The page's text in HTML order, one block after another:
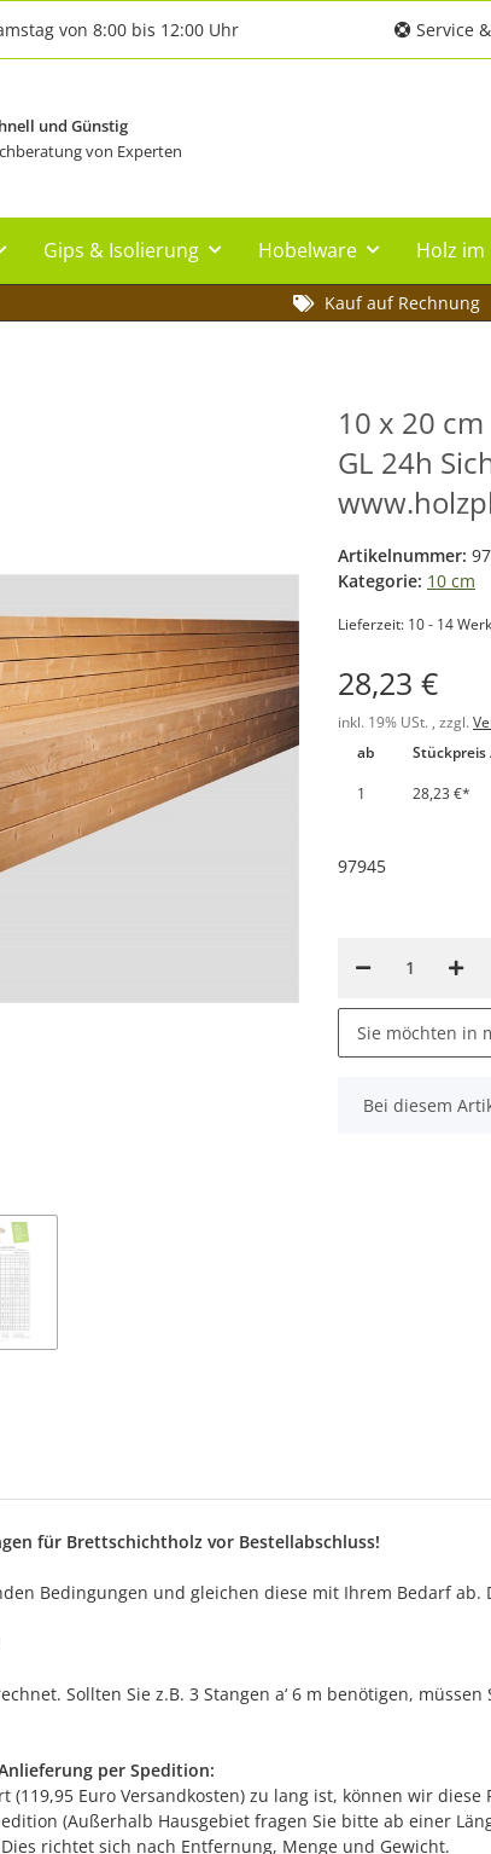
von 8:00 bis 12:00 Uhr Service
und Günstig
von Experten
Gips & Isolierung Hobelware Holz im
Kauf auf Rechnung
10 x 20
GL 24h
Artikelnummer:
Kategorie: 10 cm
Lieferzeit: 10 - 14
28,23 €
inkl. 19% USt. , zzgl.
ab
Stückpreis
1
28,23 €*
97945
Sie möchten in
x
Bei diesem
für Brettschichtholz vor Bestellabschluss!
Bedingungen und gleichen diese mit Ihrem Bedarf ab.
Sollten Sie z.B. 3 Stangen a‘ 6 m benötigen,
per Spedition:
Euro Versandkosten) zu lang ist, können wir
(Außerhalb Hausgebiet fragen Sie bitte ab einer
richtet sich nach Entfernung, Menge und Gewicht.